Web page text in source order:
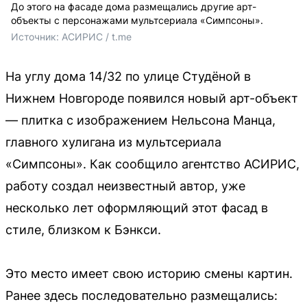
До этого на фасаде дома размещались другие арт-
объекты с персонажами мультсериала «Симпсоны».
Источник: АСИРИС / t.me
На углу дома 14/32 по улице Студёной в
Нижнем Новгороде появился новый арт-объект
— плитка с изображением Нельсона Манца,
главного хулигана из мультсериала
«Симпсоны». Как сообщило агентство АСИРИС,
работу создал неизвестный автор, уже
несколько лет оформляющий этот фасад в
стиле, близком к Бэнкси.
Это место имеет свою историю смены картин.
Ранее здесь последовательно размещались: